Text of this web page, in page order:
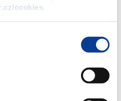
cookies.
dne 12. ledna 2010 o poskytnutí
akcií společnosti České aerolinie